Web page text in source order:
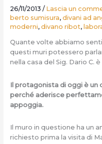
26/11/2013 / Lascia un
berto sumisura, divani ad
moderni, divano ribot,
Quante volte abbiamo
questi muri potessero
nella casa del Sig. Dario C.
Il protagonista di oggi è un
perché aderisce
appoggia.
Il muro in questione ha un
richiesto prima la visita di